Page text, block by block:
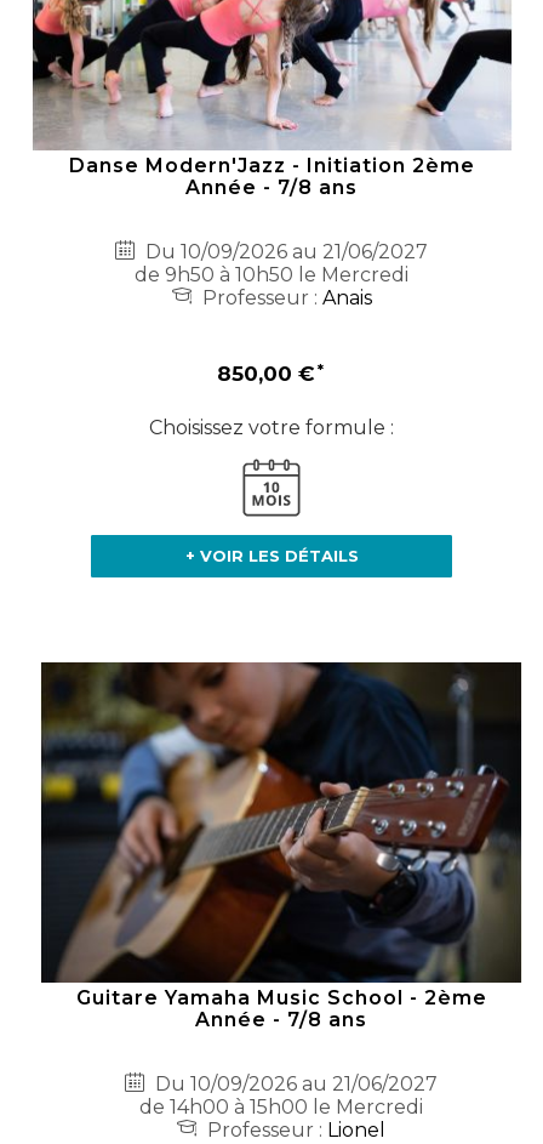
Danse Modern'Jazz - Initiation 2ème
Année - 7/8 ans
Du 10/09/2026 au 21/06/2027
de 9h50 à 10h50 le Mercredi
Professeur : Anais
850,00 €
Choisissez votre formule :
+ VOIR LES DÉTAILS
Guitare Yamaha Music School - 2ème
Année - 7/8 ans
Du 10/09/2026 au 21/06/2027
de 14h00 à 15h00 le Mercredi
Professeur : Lionel